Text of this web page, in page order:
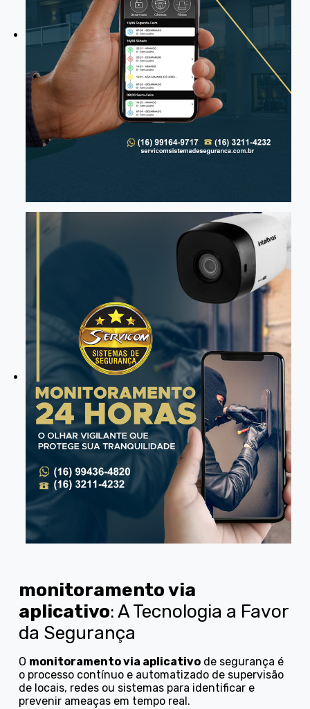
monitoramento via
aplicativo: A Tecnologia a Favor
da Segurança
O monitoramento via aplicativo de segurança é
o processo contínuo e automatizado de supervisão
de locais, redes ou sistemas para identificar e
prevenir ameaças em tempo real.